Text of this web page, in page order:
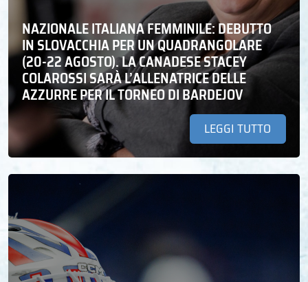
NAZIONALE ITALIANA FEMMINILE: DEBUTTO
IN SLOVACCHIA PER UN QUADRANGOLARE
(20-22 AGOSTO). LA CANADESE STACEY
COLAROSSI SARÀ L’ALLENATRICE DELLE
AZZURRE PER IL TORNEO DI BARDEJOV
LEGGI TUTTO